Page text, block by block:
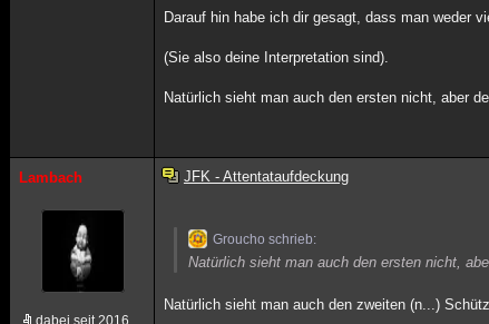
Darauf hin habe ich dir gesagt, dass man weder
(Sie also deine Interpretation sind).
Natürlich sieht man auch den ersten nicht, aber
Lambach
dabei seit 2016
JFK - Attentataufdeckung
Groucho schrieb:
Natürlich sieht man auch den ersten nicht,
Natürlich sieht man auch den zweiten (n...)